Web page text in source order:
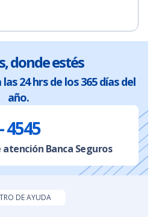
donde estés
24 hrs de los 365 días del
año.
4545
atención Banca Seguros
DE AYUDA